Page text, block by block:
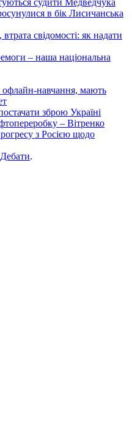
судити Медведчука
в бік Лисичанська
свідомості: як надати
– наша національна
офлайн-навчання, мають
зброю Україні
– Вітренко
з Росією щодо
.